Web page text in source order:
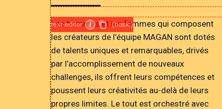
Les hommes et les femmes qui composent
les créateurs de l’équipe MAGAN sont dotés
de talents uniques et remarquables, drivés
par l’accomplissement de nouveaux
challenges, ils offrent leurs compétences et
poussent leurs créativités au-delà de leurs
propres limites. Le tout est orchestré avec
text-editor i (basic)